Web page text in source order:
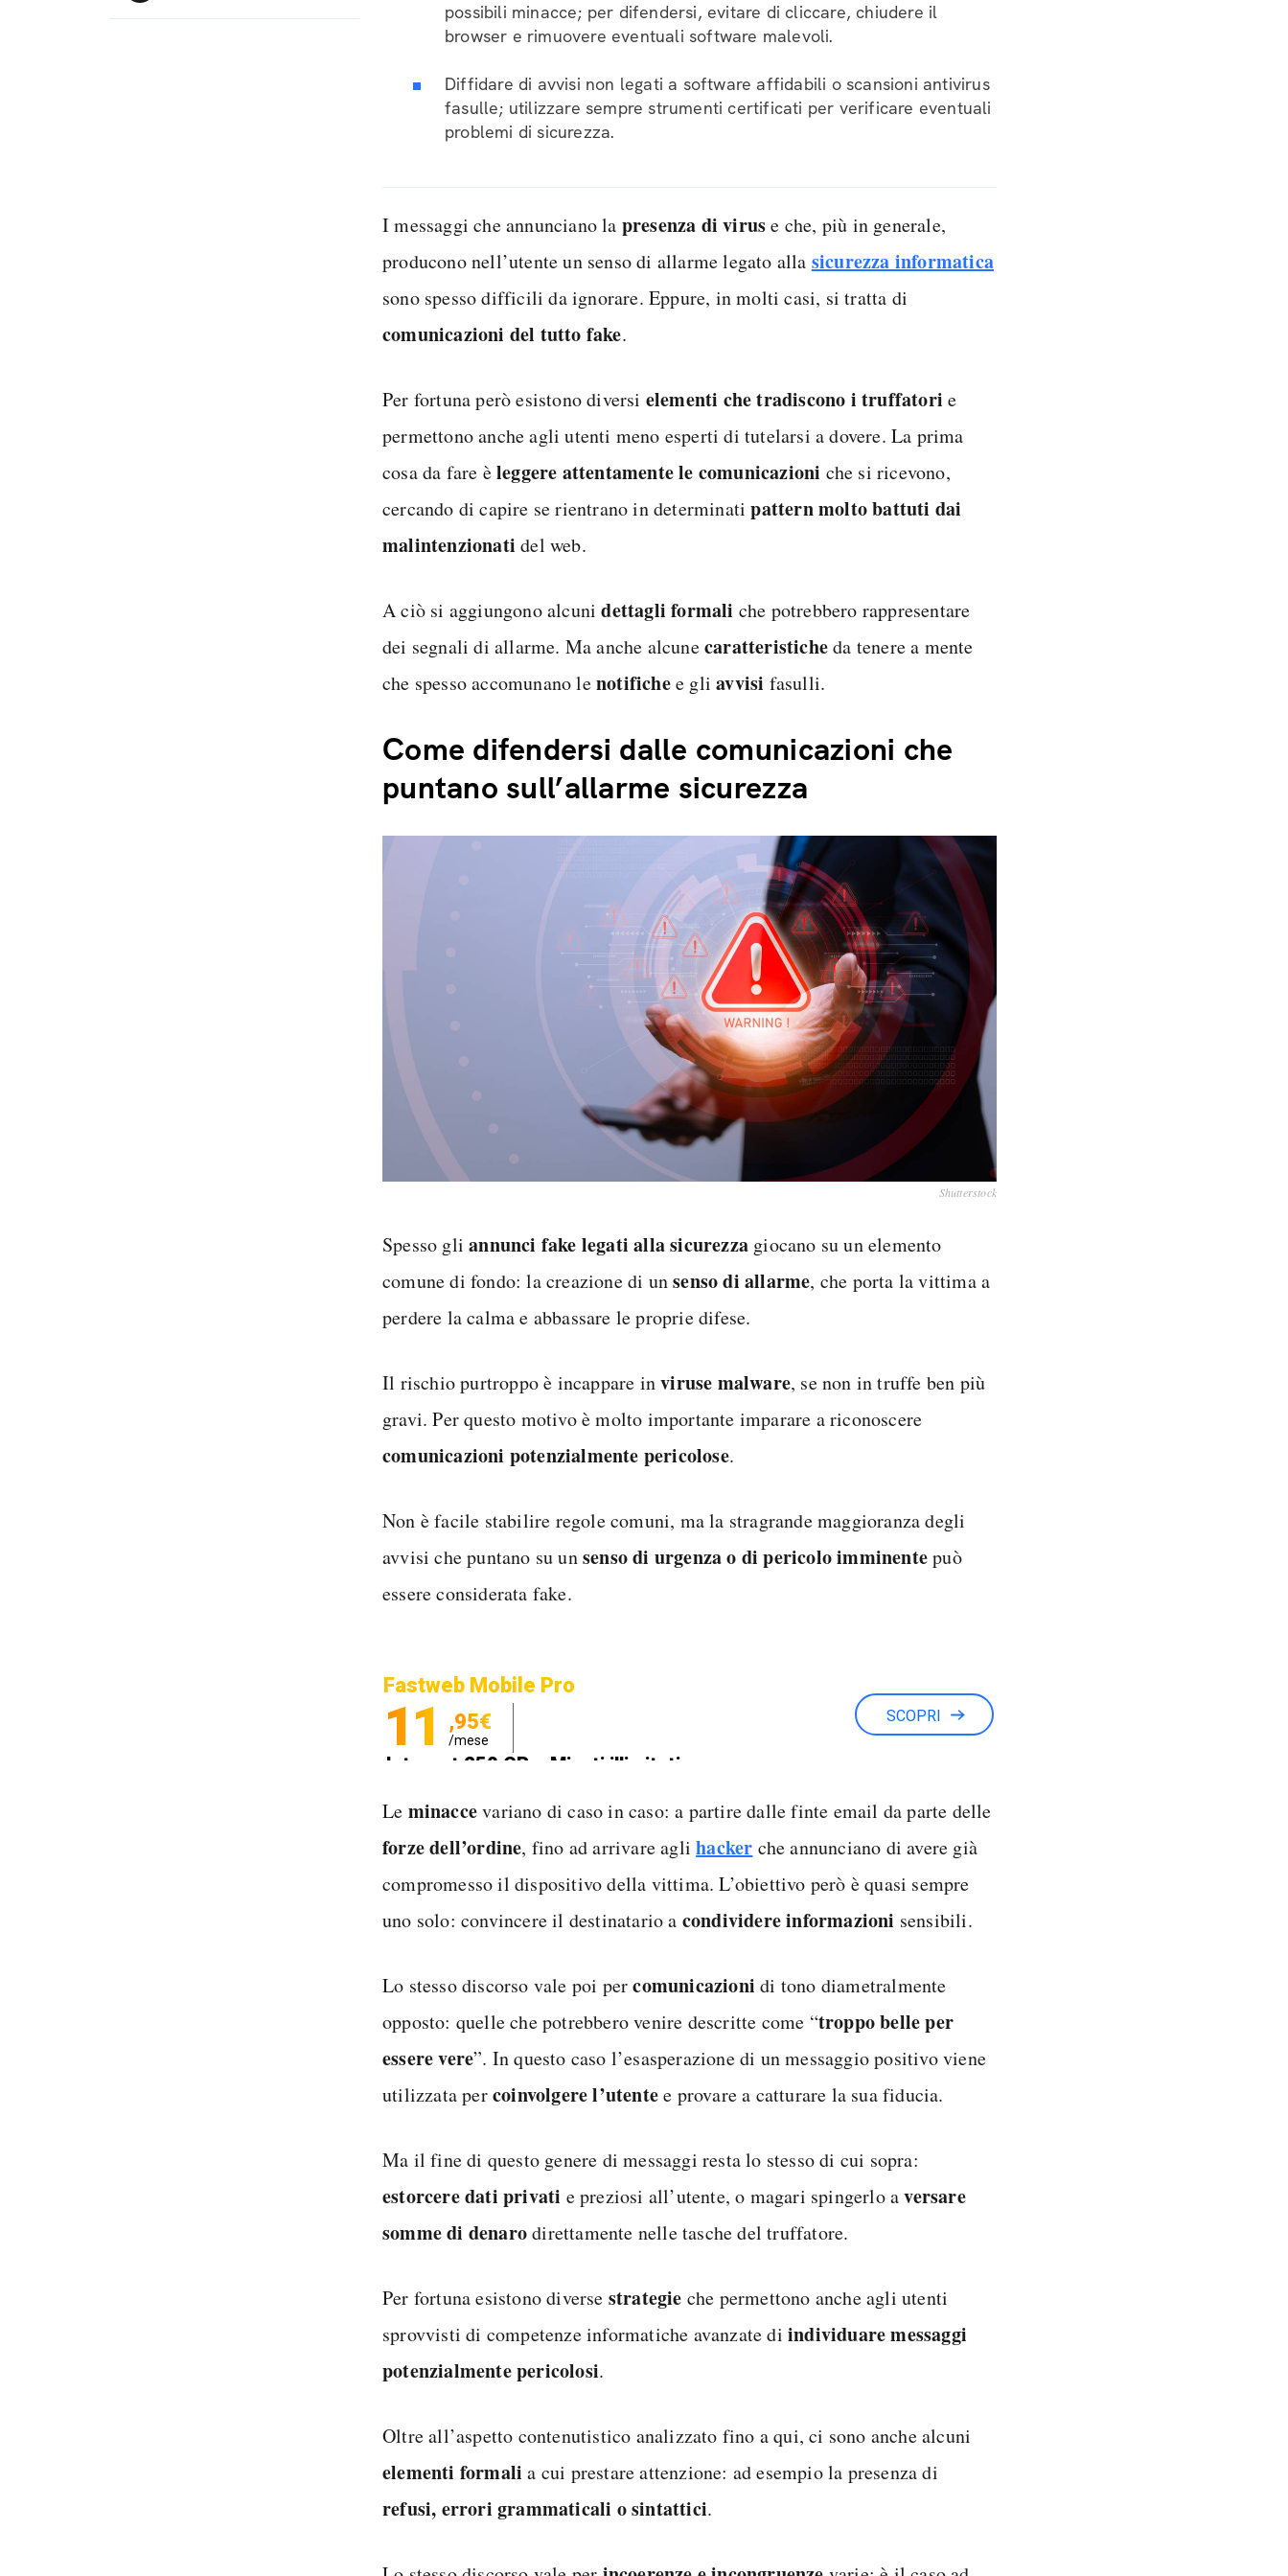
possibili minacce; per difendersi, evitare di cliccare, chiudere il
browser e rimuovere eventuali software malevoli.
Diffidare di avvisi non legati a software affidabili o scansioni antivirus
fasulle; utilizzare sempre strumenti certificati per verificare eventuali
problemi di sicurezza.
I messaggi che annunciano la presenza di viruse che, più in generale,
producono nell’utente un senso di allarme legato alla sicurezza informatica
sono spesso difficili da ignorare. Eppure, in molti casi, si tratta di
comunicazioni del tutto fake.
Per fortuna però esistono diversi elementi che tradiscono i truffatori e
permettono anche agli utenti meno esperti di tutelarsi a dovere. La prima
cosa da fare èleggere attentamente le comunicazioni che si ricevono,
cercando di capire se rientrano in determinatipattern molto battuti dai
malintenzionati del web.
A ciò si aggiungono alcunidettagli formali che potrebbero rappresentare
dei segnali di allarme. Ma anche alcunecaratteristicheda tenere a mente
che spesso accomunano lenotifichee gliavvisi fasulli.
Come difendersi dalle comunicazioni che
puntano sull’allarme sicurezza
Shutterstock
Spesso gliannunci fake legati alla sicurezza giocano su un elemento
comune di fondo: la creazione di unsenso di allarme, che porta la vittima a
perdere la calma e abbassare le proprie difese.
Il rischio purtroppo è incappare inviruse malware, se non in truffe ben più
gravi. Per questo motivo è molto importante imparare a riconoscere
comunicazioni potenzialmente pericolose.
Non è facile stabilire regole comuni, ma la stragrande maggioranza degli
avvisi che puntano su unsenso di urgenza o di pericolo imminentepuò
essere considerata fake.
Fastweb Mobile Pro
11 ,95€
/mese
Internet 250 GB e Minuti illimitati
SCOPRI
Le minaccevariano di caso in caso: a partire dalle finte email da parte delle
forze dell’ordine, fino ad arrivare aglihacker che annunciano di avere già
compromesso il dispositivo della vittima. L’obiettivo però è quasi sempre
uno solo: convincere il destinatario a condividere informazioni sensibili.
Lo stesso discorso vale poi percomunicazioni di tono diametralmente
opposto: quelle che potrebbero venire descritte come “troppo belle per
essere vere”. In questo caso l’esasperazione di un messaggio positivo viene
utilizzata percoinvolgere l’utentee provare a catturare la sua fiducia.
Ma il fine di questo genere di messaggi resta lo stesso di cui sopra:
estorcere dati privati e preziosi all’utente, o magari spingerlo aversare
somme di denarodirettamente nelle tasche del truffatore.
Per fortuna esistono diverse strategie che permettono anche agli utenti
sprovvisti di competenze informatiche avanzate diindividuaremessaggi
potenzialmente pericolosi.
Oltre all’aspetto contenutistico analizzato fino a qui, ci sono anche alcuni
elementi formali a cui prestare attenzione: ad esempio la presenza di
refusi, errori grammaticali o sintattici.